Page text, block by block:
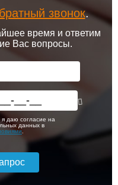
звонок.
время и ответим
Вас вопросы.
даю согласие на
данных в